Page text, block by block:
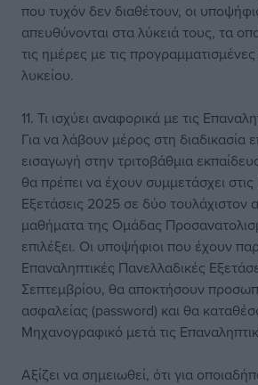
που τυχόν δεν διαθέτουν, οι
απευθύνονται στα λύκειά τους, τα
τις ημέρες με τις
λυκείου.
11. Τι ισχύει αναφορικά με τις
Για να λάβουν μέρος στη διαδικασία
εισαγωγή στην τριτοβάθμια
θα πρέπει να έχουν συμμετάσχει
Εξετάσεις 2025 σε δύο τουλάχιστον
μαθήματα της Ομάδας
επιλέξει. Οι υποψήφιοι που έχουν
Επαναληπτικές Πανελλαδικές
Σεπτεμβρίου, θα αποκτήσουν
ασφαλείας (password) και θα
Μηχανογραφικό μετά τις
Αξίζει να σημειωθεί, ότι για